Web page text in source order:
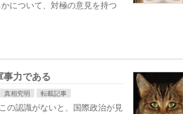
について、対極の意見を持つ
事力である
真相究明 転載記事
の認識がないと、国際政治が見